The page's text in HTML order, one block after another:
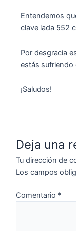
Entendemos
clave lada 552
Por desgracia
estás sufriendo
¡Saludos!
Deja una
Tu dirección de
Los campos
Comentario *